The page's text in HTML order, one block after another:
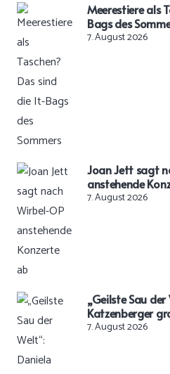
Meerestiere als
Bags des
7. August 2026
Joan Jett sagt
anstehende
7. August 2026
„Geilste Sau
Katzenberger
7. August 2026